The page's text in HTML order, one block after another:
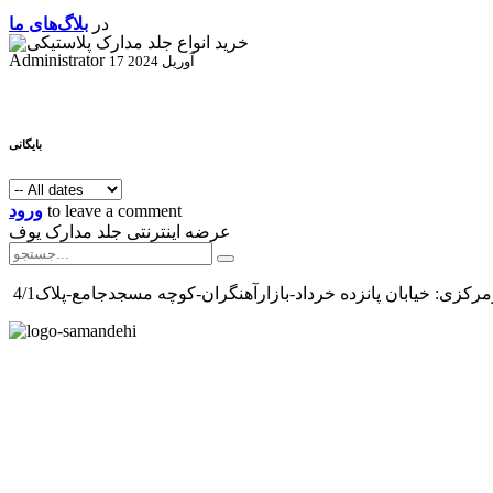
در بلاگ‌های ما
Administrator
17 آوریل 2024
بایگانی
ورود to leave a comment
عرضه اینترنتی جلد مدارک یوف
خیابان پانزده خرداد-بازارآهنگران-کوچه مسجدجامع-پلاک4/1